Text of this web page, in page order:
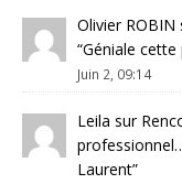
Olivier ROBIN
“Géniale cette
Juin 2, 09:14
Leila sur
Laurent”